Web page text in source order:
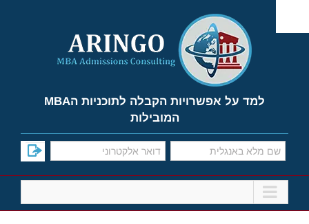
content
למד על אפשרויות הקבלה לתוכניות הMBA
המובילות